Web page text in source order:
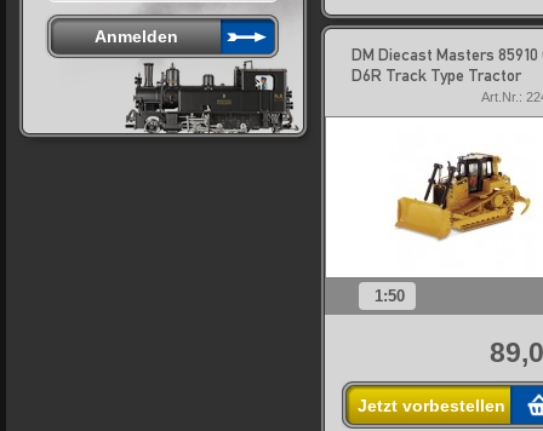
DM Diecast Masters 85910
D6R Track Type Tractor
Art.Nr.:
1:50
Jetzt vorbestellen